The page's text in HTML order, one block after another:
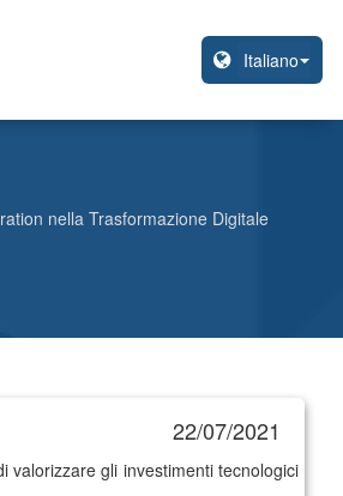
nella Trasformazione Digitale
22/07/2021
valorizzare gli investimenti tecnologici